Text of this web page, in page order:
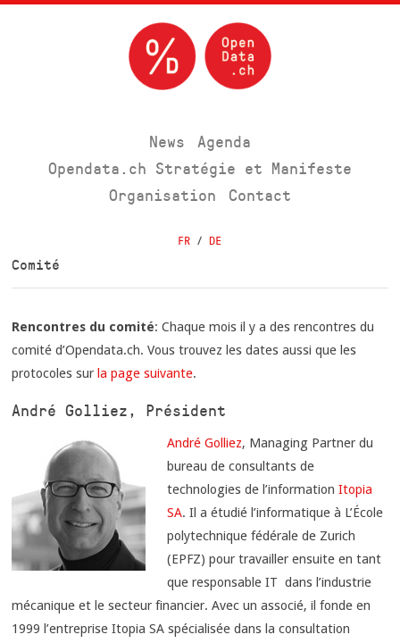
News
Agenda
Opendata.ch Stratégie et Manifeste
Organisation
Contact
FR / DE
Comité
Rencontres du comité: Chaque mois il y a des rencontres du
comité d’Opendata.ch. Vous trouvez les dates aussi que les
protocoles surla page suivante.
André Golliez, Président
André Golliez, Managing Partner du
bureau de consultants de
technologies de l’informationItopia
SA. Il a étudié l’informatique à L’École
polytechnique fédérale de Zurich
(EPFZ) pour travailler ensuite en tant
que responsable IT dans l’industrie
mécanique et le secteur financier. Avec un associé, il fonde en
1999 l’entreprise Itopia SA spécialisée dans la consultation